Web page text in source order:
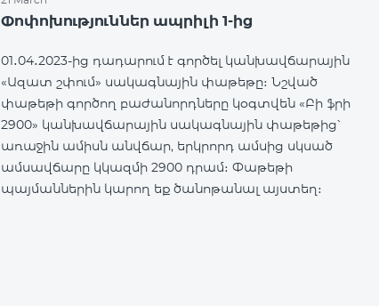
Փոփոխություններ ապրիլի 1-ից
01․04․2023-ից դադարում է գործել կանխավճարային
«Ազատ շփում» սակագնային փաթեթը։ Նշված
փաթեթի գործող բաժանորդները կօգտվեն «Բի ֆրի
2900» կանխավճարային սակագնային փաթեթից՝
առաջին ամիսն անվճար, երկրորդ ամսից սկսած
ամսավճարը կկազմի 2900 դրամ։ Փաթեթի
պայմաններին կարող եք ծանոթանալ այստեղ։